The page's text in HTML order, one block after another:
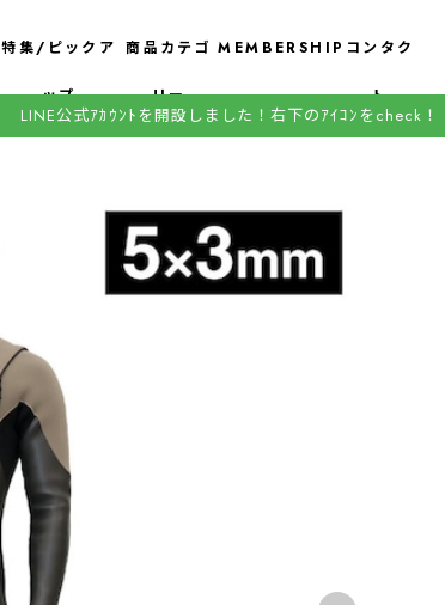
特集/ピックア
ップ
商品カテゴ
リー
MEMBERSHIP コンタク
ト
LINE公式ｱｶｳﾝﾄを開設しました！右下のｱｲｺﾝをcheck！